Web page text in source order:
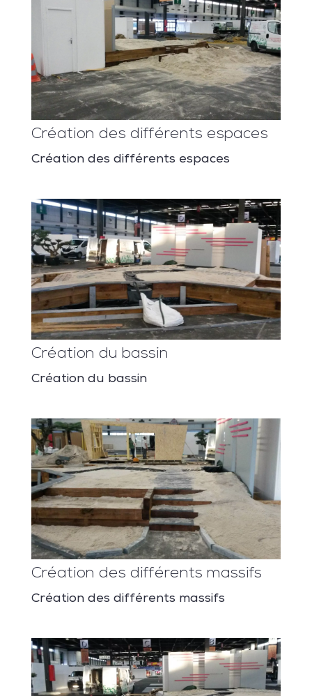
Création des différents espaces
Création des différents espaces
Création du bassin
Création du bassin
Création des différents massifs
Création des différents massifs